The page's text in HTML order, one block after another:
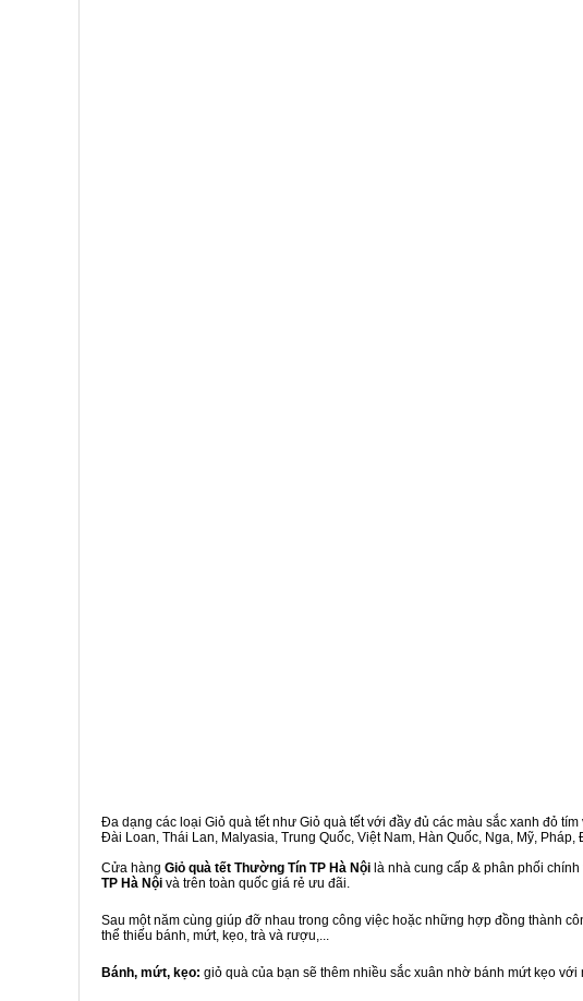
Đa dạng các loại Giỏ quà tết như Giỏ quà tết với đầy đủ các màu sắc xanh đỏ
Đài Loan, Thái Lan, Malyasia, Trung Quốc, Việt Nam, Hàn Quốc, Nga, Mỹ, Pháp,
Cửa hàng Giỏ quà tết Thường Tín TP Hà Nội là nhà cung cấp & phân phối
TP Hà Nội và trên toàn quốc giá rẻ ưu đãi.
Sau một năm cùng giúp đỡ nhau trong công việc hoặc những hợp đồng thành
thể thiếu bánh, mứt, kẹo, trà và rượu,...
Bánh, mứt, kẹo: giỏ quà của bạn sẽ thêm nhiều sắc xuân nhờ bánh mứt kẹo